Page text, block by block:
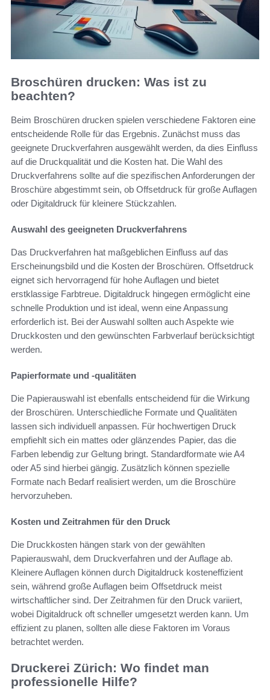
Broschüren drucken: Was ist zu
beachten?
Beim Broschüren drucken spielen verschiedene Faktoren eine
entscheidende Rolle für das Ergebnis. Zunächst muss das
geeignete Druckverfahren ausgewählt werden, da dies Einfluss
auf die Druckqualität und die Kosten hat. Die Wahl des
Druckverfahrens sollte auf die spezifischen Anforderungen der
Broschüre abgestimmt sein, ob Offsetdruck für große Auflagen
oder Digitaldruck für kleinere Stückzahlen.
Auswahl des geeigneten Druckverfahrens
Das Druckverfahren hat maßgeblichen Einfluss auf das
Erscheinungsbild und die Kosten der Broschüren. Offsetdruck
eignet sich hervorragend für hohe Auflagen und bietet
erstklassige Farbtreue. Digitaldruck hingegen ermöglicht eine
schnelle Produktion und ist ideal, wenn eine Anpassung
erforderlich ist. Bei der Auswahl sollten auch Aspekte wie
Druckkosten und den gewünschten Farbverlauf berücksichtigt
werden.
Papierformate und -qualitäten
Die Papierauswahl ist ebenfalls entscheidend für die Wirkung
der Broschüren. Unterschiedliche Formate und Qualitäten
lassen sich individuell anpassen. Für hochwertigen Druck
empfiehlt sich ein mattes oder glänzendes Papier, das die
Farben lebendig zur Geltung bringt. Standardformate wie A4
oder A5 sind hierbei gängig. Zusätzlich können spezielle
Formate nach Bedarf realisiert werden, um die Broschüre
hervorzuheben.
Kosten und Zeitrahmen für den Druck
Die Druckkosten hängen stark von der gewählten
Papierauswahl, dem Druckverfahren und der Auflage ab.
Kleinere Auflagen können durch Digitaldruck kosteneffizient
sein, während große Auflagen beim Offsetdruck meist
wirtschaftlicher sind. Der Zeitrahmen für den Druck variiert,
wobei Digitaldruck oft schneller umgesetzt werden kann. Um
effizient zu planen, sollten alle diese Faktoren im Voraus
betrachtet werden.
Druckerei Zürich: Wo findet man
professionelle Hilfe?